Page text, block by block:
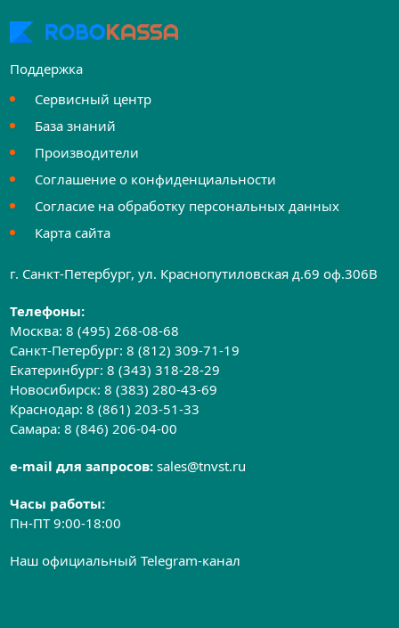
Поддержка
Сервисный центр
База знаний
Производители
Соглашение о конфиденциальности
Согласие на обработку персональных данных
Карта сайта
г. Санкт-Петербург, ул. Краснопутиловская д.69 оф.306B
Телефоны:
Москва:8 (495) 268-08-68
Санкт-Петербург:8 (812) 309-71-19
Екатеринбург:8 (343) 318-28-29
Новосибирск:8 (383) 280-43-69
Краснодар:8 (861) 203-51-33
Самара:8 (846) 206-04-00
e-mail для запросов:sales@tnvst.ru
Часы работы:
Пн-ПТ 9:00-18:00
Наш официальный Telegram-канал